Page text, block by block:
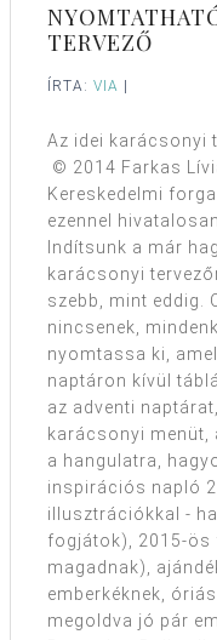
TERVEZŐ
ÍRTA: VIA
Az idei karácsonyi
© 2014 Farkas
Kereskedelmi
ezennel
Indítsunk a már
karácsonyi
szebb, mint eddig.
nincsenek,
nyomtassa ki,
naptáron kívül
az adventi
karácsonyi menüt,
a hangulatra,
inspirációs napló
illusztrációkkal -
fogjátok), 2015-ös
magadnak),
emberkéknek,
megoldva jó pár